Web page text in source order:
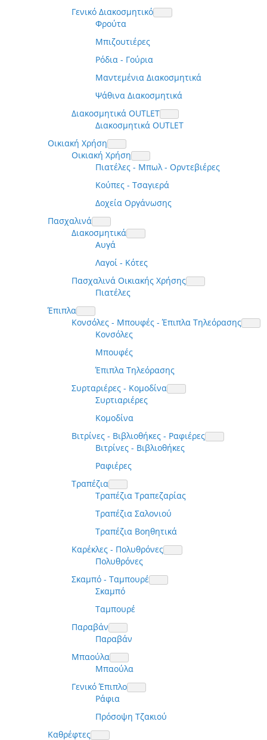
Γενικό Διακοσμητικό
Φρούτα
Μπιζουτιέρες
Ρόδια - Γούρια
Μαντεμένια Διακοσμητικά
Ψάθινα Διακοσμητικά
Διακοσμητικά OUTLET
Διακοσμητικά OUTLET
Οικιακή Χρήση
Οικιακή Χρήση
Πιατέλες - Μπωλ - Ορντεβιέρες
Κούπες - Τσαγιερά
Δοχεία Οργάνωσης
Πασχαλινά
Διακοσμητικά
Αυγά
Λαγοί - Κότες
Πασχαλινά Οικιακής Χρήσης
Πιατέλες
Έπιπλα
Κονσόλες - Μπουφές - Έπιπλα Τηλεόρασης
Κονσόλες
Μπουφές
Έπιπλα Τηλεόρασης
Συρταριέρες - Κομοδίνα
Συρτιαριέρες
Κομοδίνα
Βιτρίνες - Βιβλιοθήκες - Ραφιέρες
Βιτρίνες - Βιβλιοθήκες
Ραφιέρες
Τραπέζια
Τραπέζια Τραπεζαρίας
Τραπέζια Σαλονιού
Τραπέζια Βοηθητικά
Καρέκλες - Πολυθρόνες
Πολυθρόνες
Σκαμπό - Ταμπουρέ
Σκαμπό
Ταμπουρέ
Παραβάν
Παραβάν
Μπαούλα
Μπαούλα
Γενικό Έπιπλο
Ράφια
Πρόσοψη Τζακιού
Καθρέφτες